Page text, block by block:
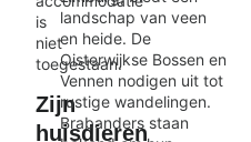
is
niet
toegestaan.
Zijn
huisdieren
landschap van veen
en heide. De
Oisterwijkse Bossen en
Vennen nodigen uit tot
rustige wandelingen.
Brabanders staan